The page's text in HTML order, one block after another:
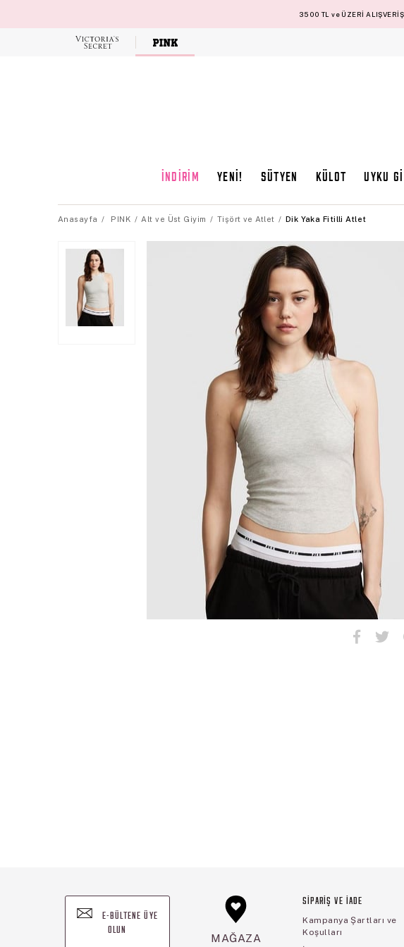
3500 TL ve ÜZERİ
Victoria's
İNDİRİM YENİ! SÜTYEN KÜLOT UYKU
Anasayfa PINK Alt ve Üst Giyim Tişört ve Atlet Dik Yaka Fitilli Atlet
E-BÜLTENE ÜYE
OLUN
MAĞAZA
SİPARİŞ VE İADE
Kampanya Şartları ve
Koşulları